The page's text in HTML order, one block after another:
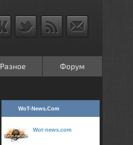
Разное Форум
WoT-News.Com
Wot-news.com